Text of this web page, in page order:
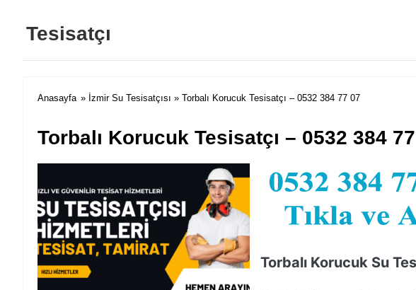
Tesisatçı
Anasayfa » İzmir Su Tesisatçısı » Torbalı Korucuk Tesisatçı – 0532 384 77 07
Torbalı Korucuk Tesisatçı – 0532 384
Torbalı Korucuk Su